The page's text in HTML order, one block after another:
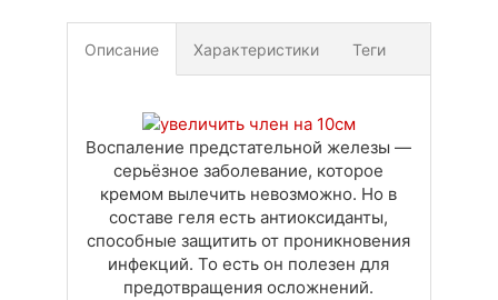
Описание Характеристики Теги
Воспаление предстательной железы —
серьёзное заболевание, которое
кремом вылечить невозможно. Но в
составе геля есть антиоксиданты,
способные защитить от проникновения
инфекций. То есть он полезен для
предотвращения осложнений.